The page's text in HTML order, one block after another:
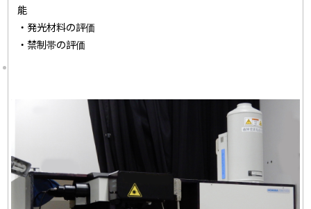
能
・発光材料の評価
・禁制帯の評価